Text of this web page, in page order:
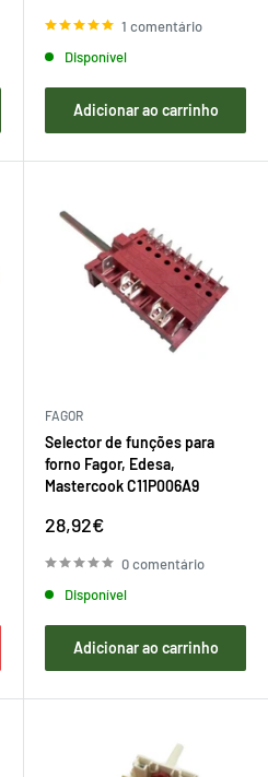
venda
1 comentário
Disponível
Adicionar ao carrinho
FAGOR
Selector de funções para
forno Fagor, Edesa,
Mastercook C11P006A9
Preço
venda
28,92€
0 comentário
Disponível
Adicionar ao carrinho